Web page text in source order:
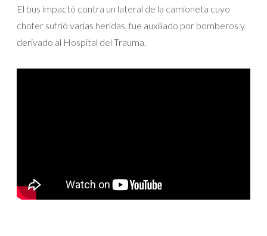
El bus impactó contra un lateral de la camioneta cuyo
chofer sufrió varias heridas, fue auxiliado por bomberos y
derivado al Hospital del Trauma.